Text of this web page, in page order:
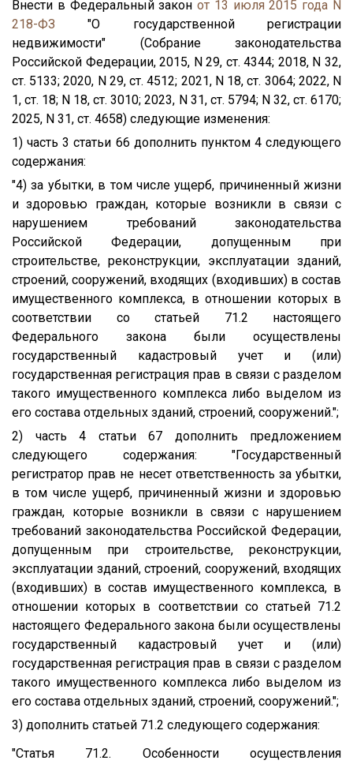
Внести в Федеральный законот 13 июля 2015 года N
218-ФЗ "О государственной регистрации
недвижимости" (Собрание законодательства
Российской Федерации, 2015, N 29, ст. 4344; 2018, N 32,
ст. 5133; 2020, N 29, ст. 4512; 2021, N 18, ст. 3064; 2022, N
1, ст. 18; N 18, ст. 3010; 2023, N 31, ст. 5794; N 32, ст. 6170;
2025, N 31, ст. 4658) следующие изменения:
1) часть 3 статьи 66 дополнить пунктом 4 следующего
содержания:
"4) за убытки, в том числе ущерб, причиненный жизни
и здоровью граждан, которые возникли в связи с
нарушением требований законодательства
Российской Федерации, допущенным при
строительстве, реконструкции, эксплуатации зданий,
строений, сооружений, входящих (входивших) в состав
имущественного комплекса, в отношении которых в
соответствии со статьей 71.2 настоящего
Федерального закона были осуществлены
государственный кадастровый учет и (или)
государственная регистрация прав в связи с разделом
такого имущественного комплекса либо выделом из
его состава отдельных зданий, строений, сооружений.";
2) часть 4 статьи 67 дополнить предложением
следующего содержания: "Государственный
регистратор прав не несет ответственность за убытки,
в том числе ущерб, причиненный жизни и здоровью
граждан, которые возникли в связи с нарушением
требований законодательства Российской Федерации,
допущенным при строительстве, реконструкции,
эксплуатации зданий, строений, сооружений, входящих
(входивших) в состав имущественного комплекса, в
отношении которых в соответствии со статьей 71.2
настоящего Федерального закона были осуществлены
государственный кадастровый учет и (или)
государственная регистрация прав в связи с разделом
такого имущественного комплекса либо выделом из
его состава отдельных зданий, строений, сооружений.";
3) дополнить статьей 71.2 следующего содержания:
"Статья 71.2. Особенности осуществления